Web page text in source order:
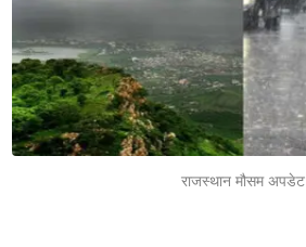
राजस्थान मौसम अपडेट